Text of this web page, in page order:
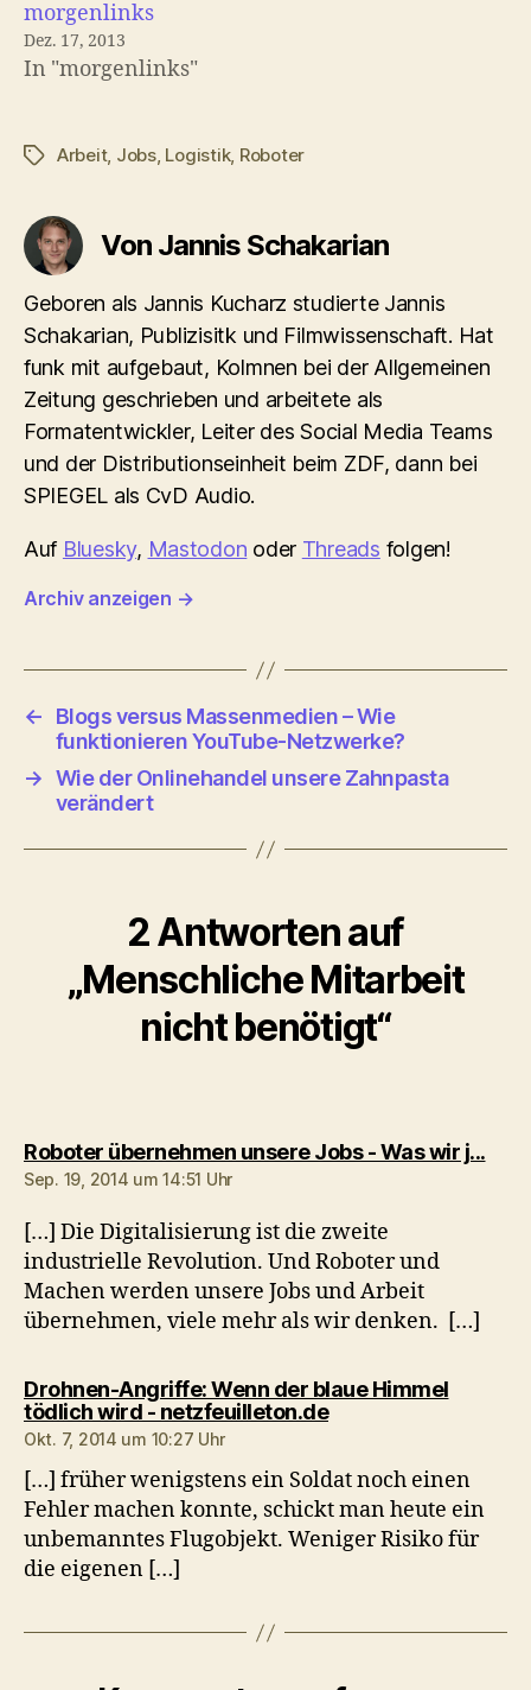
morgenlinks
Dez. 17, 2013
In "morgenlinks"
Schlagwörter
Arbeit, Jobs, Logistik, Roboter
Von Jannis Schakarian
Geboren als Jannis Kucharz studierte Jannis
Schakarian, Publizisitk und Filmwissenschaft. Hat
funk mit aufgebaut, Kolmnen bei der Allgemeinen
Zeitung geschrieben und arbeitete als
Formatentwickler, Leiter des Social Media Teams
und der Distributionseinheit beim ZDF, dann bei
SPIEGEL als CvD Audio.
Auf Bluesky, Mastodon oder Threads folgen!
Archiv anzeigen →
←
Blogs versus Massenmedien – Wie
funktionieren YouTube-Netzwerke?
→ Wie der Onlinehandel unsere Zahnpasta
verändert
2 Antworten auf
„Menschliche Mitarbeit
nicht benötigt“
Roboter übernehmen unsere Jobs - Was wir j...
Sep. 19, 2014 um 14:51 Uhr
[…] Die Digitalisierung ist die zweite
industrielle Revolution. Und Roboter und
Machen werden unsere Jobs und Arbeit
übernehmen, viele mehr als wir denken. […]
Drohnen-Angriffe: Wenn der blaue Himmel
tödlich wird - netzfeuilleton.desagt:
Okt. 7, 2014 um 10:27 Uhr
[…] früher wenigstens ein Soldat noch einen
Fehler machen konnte, schickt man heute ein
unbemanntes Flugobjekt. Weniger Risiko für
die eigenen […]